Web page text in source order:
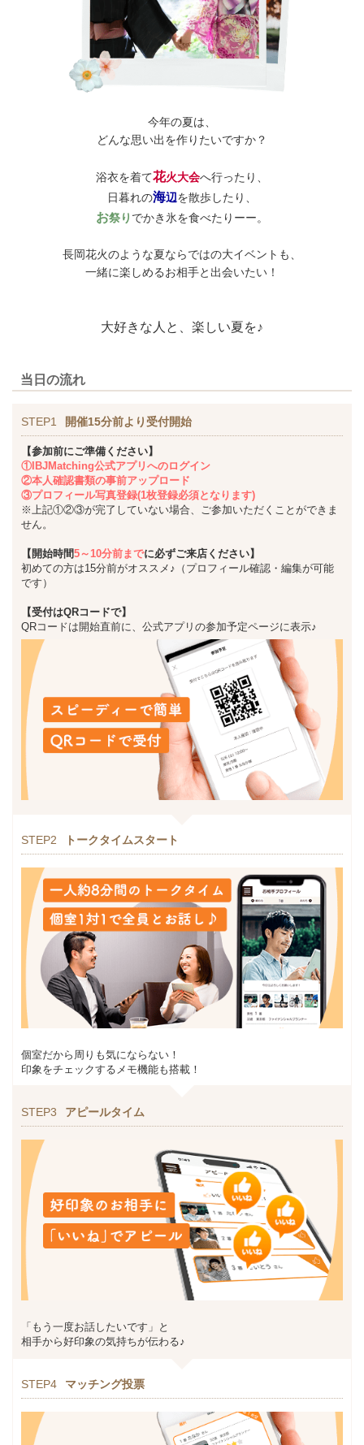
今年の夏は、
どんな思い出を作りたいですか？
浴衣を着て花火大会へ行ったり、
日暮れの海辺を散歩したり、
お祭り でかき氷を食べたりーー。
長岡花火のような夏ならではの大イベントも、
一緒に楽しめるお相手と出会いたい！
大好きな人と、楽しい夏を♪
当日の流れ
STEP1 開催15分前より受付開始
【参加前にご準備ください】
①IBJMatching公式アプリへのログイン
②本人確認書類の事前アップロード
③プロフィール写真登録(1枚登録必須となります)
※上記①②③が完了していない場合、ご参加いただくことができま
せん。
【開始時間5～10分前までに必ずご来店ください】
初めての方は15分前がオススメ♪（プロフィール確認・編集が可能
です）
【受付はQRコードで】
QRコードは開始直前に、公式アプリの参加予定ページに表示♪
STEP2 トークタイムスタート
個室だから周りも気にならない！
印象をチェックするメモ機能も搭載！
STEP3 アピールタイム
「もう一度お話したいです」と
相手から好印象の気持ちが伝わる♪
STEP4 マッチング投票